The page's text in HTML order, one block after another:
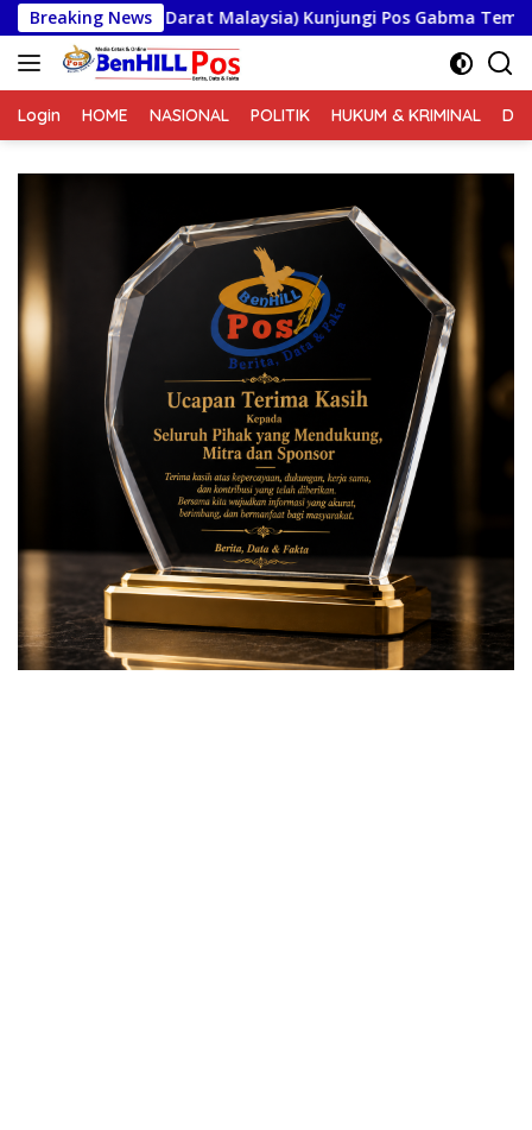
Langsung
ke
konten
Breaking News
Malaysia) Kunjungi Pos Gabma Temajuk dan Sajingan,
Login HOME NASIONAL POLITIK HUKUM & KRIMINAL